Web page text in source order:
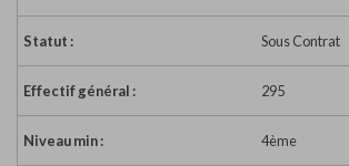
Statut : Sous Contrat
Effectif général : 295
Niveau min : 4ème